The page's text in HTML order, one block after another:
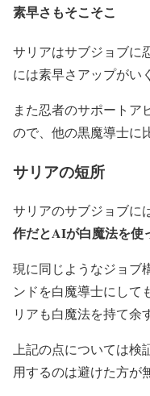
素早さもそこそこ
サリアはサブジョブに
には素早さアップがい
また忍者のサポートア
ので、他の黒魔導士に
サリアの短所
サリアのサブジョブに
作だとAIが白魔法を使
現に同じようなジョブ
ンドを白魔導士にして
リアも白魔法を持て余
上記の点については検
用するのは避けた方が